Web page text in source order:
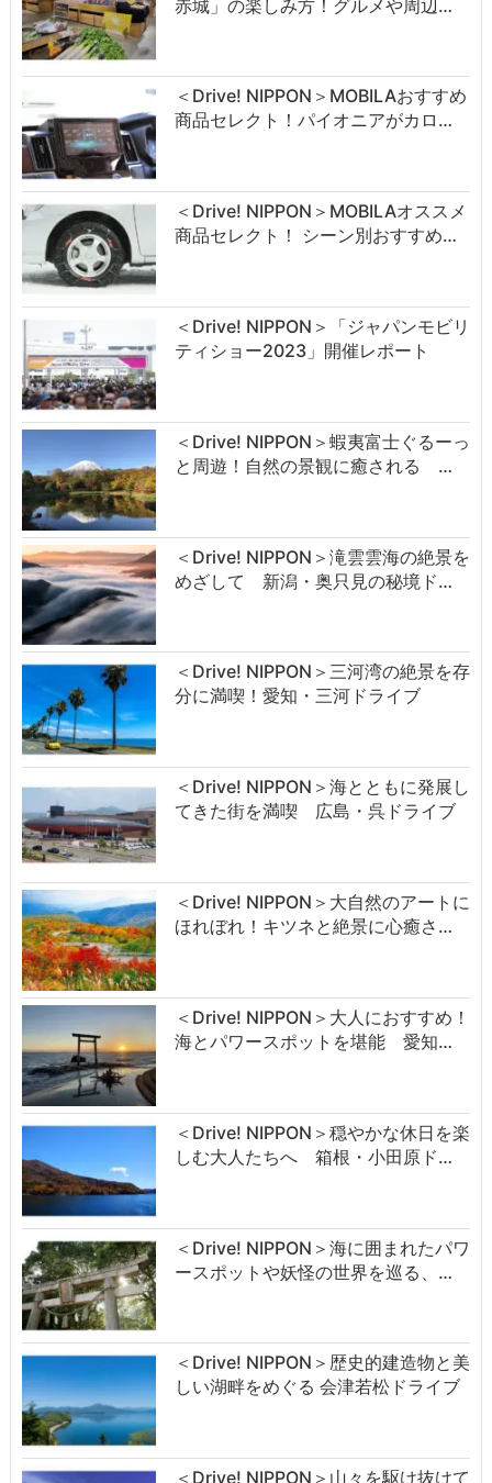
赤城」の楽しみ方！グルメや周辺…
＜Drive! NIPPON＞MOBILAおすすめ
商品セレクト！パイオニアがカロ…
＜Drive! NIPPON＞MOBILAオススメ
商品セレクト！ シーン別おすすめ…
＜Drive! NIPPON＞「ジャパンモビリ
ティショー2023」開催レポート
＜Drive! NIPPON＞蝦夷富士ぐるーっ
と周遊！自然の景観に癒される …
＜Drive! NIPPON＞滝雲雲海の絶景を
めざして 新潟・奥只見の秘境ド…
＜Drive! NIPPON＞三河湾の絶景を存
分に満喫！愛知・三河ドライブ
＜Drive! NIPPON＞海とともに発展し
てきた街を満喫 広島・呉ドライブ
＜Drive! NIPPON＞大自然のアートに
ほれぼれ！キツネと絶景に心癒さ…
＜Drive! NIPPON＞大人におすすめ！
海とパワースポットを堪能 愛知…
＜Drive! NIPPON＞穏やかな休日を楽
しむ大人たちへ 箱根・小田原ド…
＜Drive! NIPPON＞海に囲まれたパワ
ースポットや妖怪の世界を巡る、…
＜Drive! NIPPON＞歴史的建造物と美
しい湖畔をめぐる 会津若松ドライブ
＜Drive! NIPPON＞山々を駆け抜けて